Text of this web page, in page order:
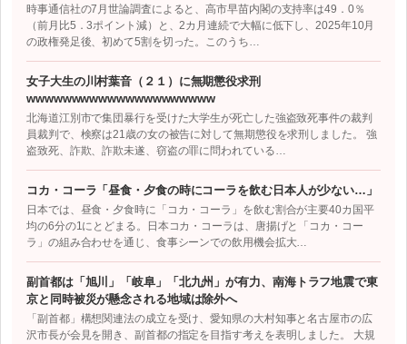
時事通信社の7月世論調査によると、高市早苗内閣の支持率は49．0％
（前月比5．3ポイント減）と、2カ月連続で大幅に低下し、2025年10月
の政権発足後、初めて5割を切った。このうち…
女子大生の川村葉音（２１）に無期懲役求刑
wwwwwwwwwwwwwwwwwwwww
北海道江別市で集団暴行を受けた大学生が死亡した強盗致死事件の裁判
員裁判で、検察は21歳の女の被告に対して無期懲役を求刑しました。 強
盗致死、詐欺、詐欺未遂、窃盗の罪に問われている…
コカ・コーラ「昼食・夕食の時にコーラを飲む日本人が少ない…」
日本では、昼食・夕食時に「コカ・コーラ」を飲む割合が主要40カ国平
均の6分の1にとどまる。日本コカ・コーラは、唐揚げと「コカ・コー
ラ」の組み合わせを通じ、食事シーンでの飲用機会拡大…
副首都は「旭川」「岐阜」「北九州」が有力、南海トラフ地震で東
京と同時被災が懸念される地域は除外へ
「副首都」構想関連法の成立を受け、愛知県の大村知事と名古屋市の広
沢市長が会見を開き、副首都の指定を目指す考えを表明しました。 大規